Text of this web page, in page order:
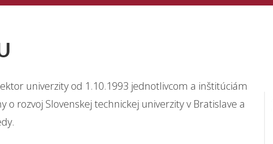
univerzity od 1.10.1993 jednotlivcom a inštitúciám
o rozvoj Slovenskej technickej univerzity v Bratislave a